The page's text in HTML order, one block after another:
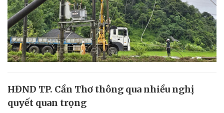
HĐND TP. Cần Thơ thông qua nhiều nghị
quyết quan trọng